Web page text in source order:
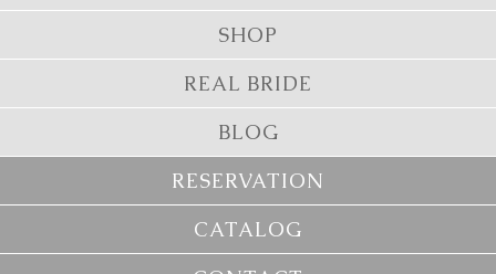
SHOP
REAL BRIDE
BLOG
RESERVATION
CATALOG